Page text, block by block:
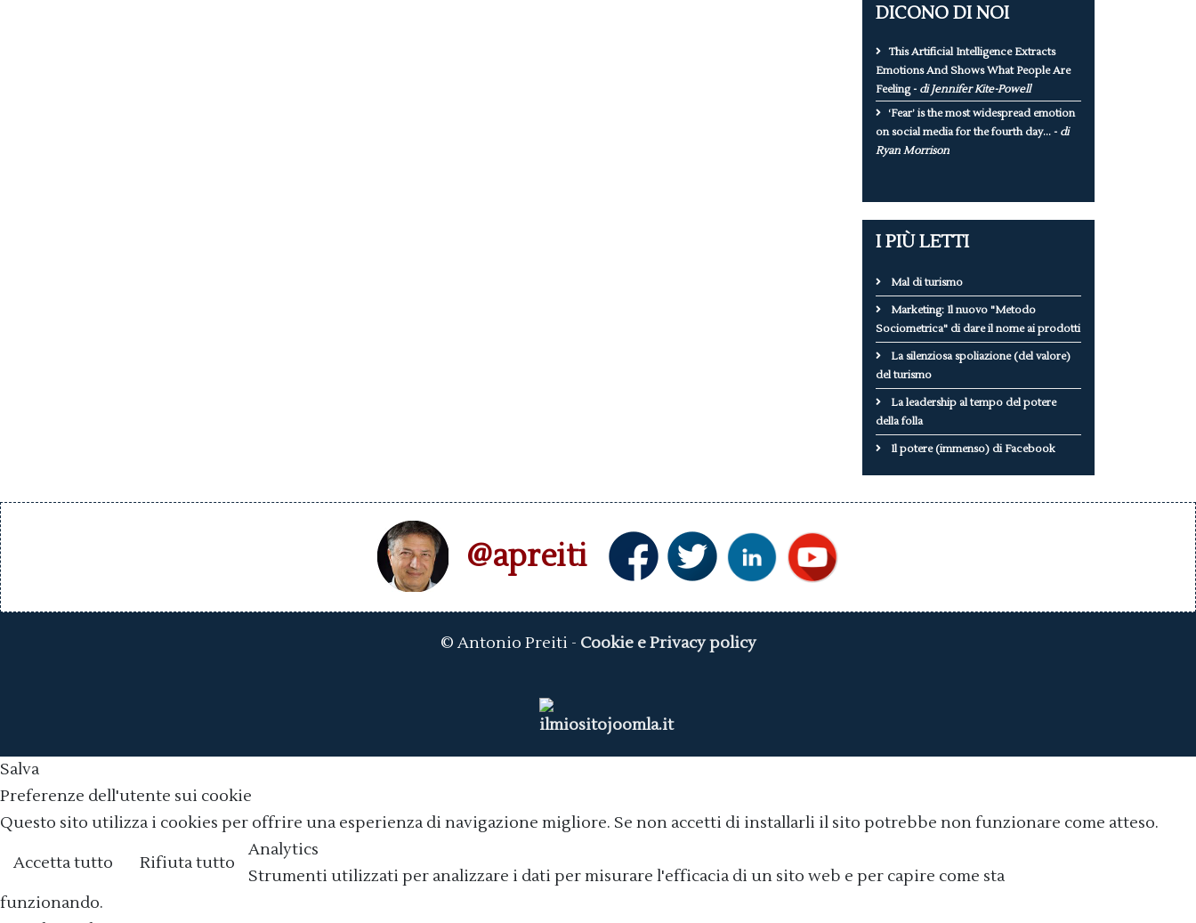
DICONO DI NOI
This Artificial Intelligence Extracts
Emotions And Shows What People Are
Feeling - di Jennifer Kite-Powell
‘Fear’ is the most widespread emotion
on social media for the fourth day... - di
Ryan Morrison
I PIÙ LETTI
Mal di turismo
Marketing: Il nuovo "Metodo
Sociometrica" di dare il nome ai prodotti
La silenziosa spoliazione (del valore)
del turismo
La leadership al tempo del potere
della folla
Il potere (immenso) di Facebook
@apreiti
© Antonio Preiti - Cookie e Privacy policy
Salva
Preferenze dell'utente sui cookie
Questo sito utilizza i cookies per offrire una esperienza di navigazione migliore. Se non accetti di installarli il sito potrebbe non funzionare come atteso.
Accetta tutto
Rifiuta tutto
Analytics
Strumenti utilizzati per analizzare i dati per misurare l'efficacia di un sito web e per capire come sta
funzionando.